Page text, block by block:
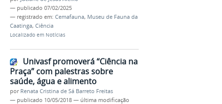
— publicado 07/02/2025
— registrado em: Cemafauna, Museu de Fauna da
Caatinga, Ciência
Localizado em Notícias
Univasf promoverá “Ciência na
Praça” com palestras sobre
saúde, água e alimento
por Renata Cristina de Sá Barreto Freitas
— publicado 10/05/2018 — última modificação